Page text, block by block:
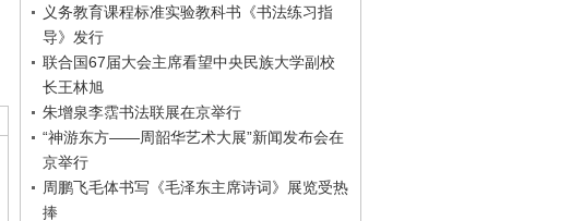
义务教育课程标准实验教科书《书法练习指
导》发行
联合国67届大会主席看望中央民族大学副校
长王林旭
朱增泉李霑书法联展在京举行
“神游东方——周韶华艺术大展”新闻发布会在
京举行
周鹏飞毛体书写《毛泽东主席诗词》展览受热
捧